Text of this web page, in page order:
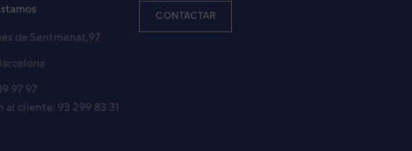
ASHG12KGTA
ASHG12KGTB
ASHG12KGTB
de Sentmenat,97
97 97
al cliente: 93 299 83 31
CONTACTAR